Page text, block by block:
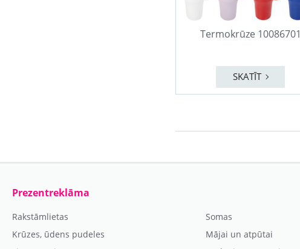
Termokrūze 10086701
SKATĪT
Prezentreklāma
Rakstāmlietas
Krūzes, ūdens pudeles
Somas
Mājai un atpūtai